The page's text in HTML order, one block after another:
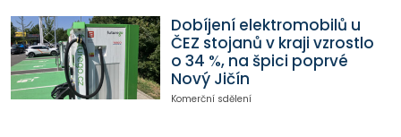
Dobíjení elektromobilů u
ČEZ stojanů v kraji vzrostlo
o 34 %, na špici poprvé
Nový Jičín
Komerční sdělení